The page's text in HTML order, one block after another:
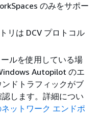
のみをサポー
リは DCV プロトコル
ルを使用している場
Autopilot のエ
ドトラフィックがブ
します。詳細につい
ットワーク エンドポ